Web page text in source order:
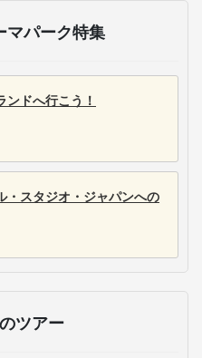
マパーク特集
ンドへ行こう！
・スタジオ・ジャパンへの
ツアー